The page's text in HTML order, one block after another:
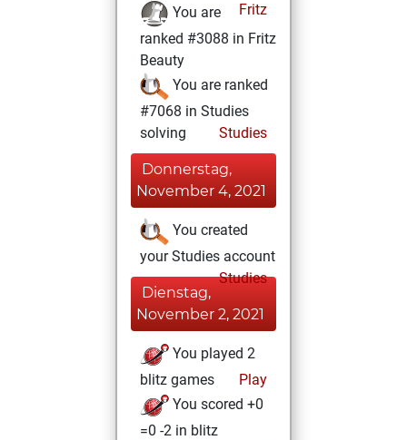
Fritz
You are
ranked #3088 in Fritz
Beauty
You are ranked
#7068 in Studies
solving
Studies
Donnerstag,
November 4, 2021
You created
your Studies account
Studies
Dienstag,
November 2, 2021
You played 2
blitz games
Play
You scored +0
=0 -2 in blitz